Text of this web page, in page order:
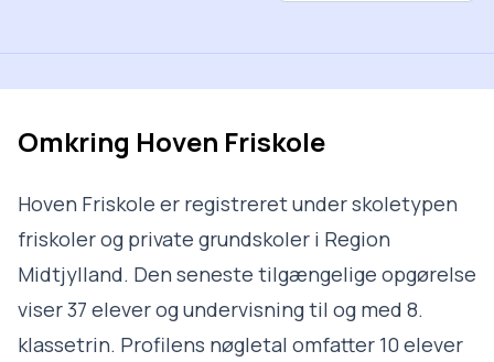
Omkring Hoven Friskole
Hoven Friskole er registreret under skoletypen
friskoler og private grundskoler i Region
Midtjylland. Den seneste tilgængelige opgørelse
viser 37 elever og undervisning til og med 8.
klassetrin. Profilens nøgletal omfatter 10 elever